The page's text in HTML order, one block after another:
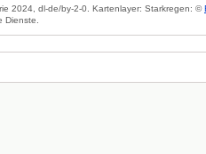
2024, dl-de/by-2-0. Kartenlayer: Starkregen: ©
Dienste.